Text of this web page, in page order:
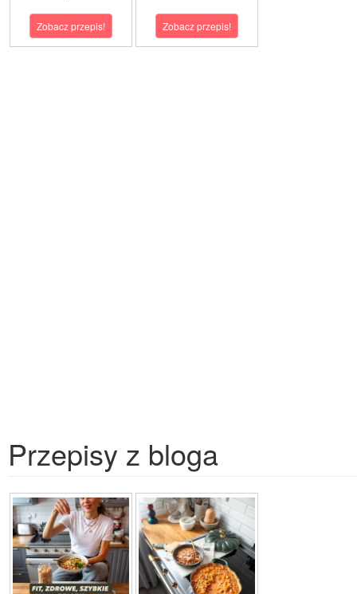
Zobacz przepis! Zobacz przepis!
Przepisy z bloga